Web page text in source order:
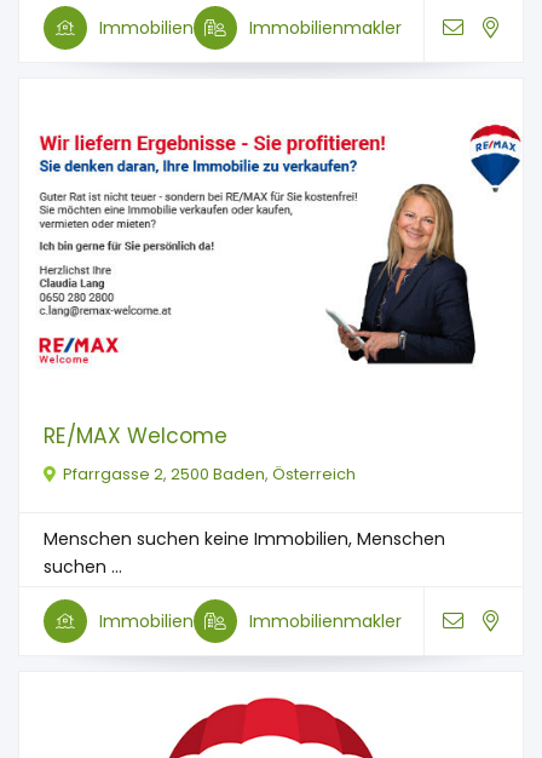
Immobilien Immobilienmakler
RE/MAX Welcome
Pfarrgasse 2, 2500 Baden, Österreich
Menschen suchen keine Immobilien, Menschen
suchen ...
Immobilien Immobilienmakler